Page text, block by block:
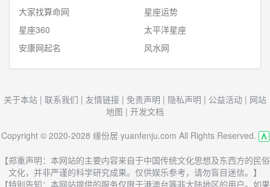
大家找算命网
星座运势
星座360
太平洋星座
安康网起名
风水网
关于本站 | 联系我们 | 友情链接 | 免责声明 | 隐私声明 | 公益活动 | 网站
地图 | 开发文档
Copyright © 2020-2028 缘份居 yuanfenju.com All Rights Reserved.
【郑重声明：本网站的主要内容来自于中国传统文化思想及东西方的民俗
文化，并非严谨的科学研究成果。仅供娱乐参考，请勿盲目迷信。】
【特别告知：本网站提供的服务仅限于港澳台等非大陆地区的用户。如果